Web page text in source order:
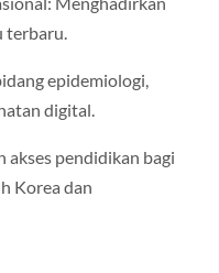
terbaru.
epidemiologi,
digital.
pendidikan bagi
Korea dan